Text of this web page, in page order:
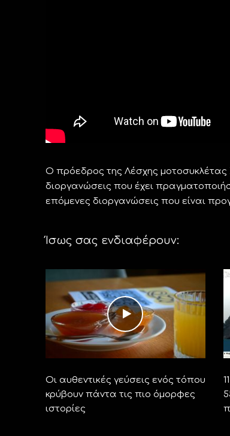
Ο πρόεδρος της Λέσχης μοτοσυκλέτας
διοργανώσεις που έχει
επόμενες διοργανώσεις που είναι
Ίσως σας ενδιαφέρουν:
Οι αυθεντικές γεύσεις ενός τόπου
κρύβουν πάντα τις πιο όμορφες
ιστορίες